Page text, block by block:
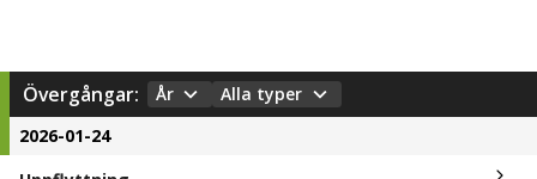
Övergångar: År
Alla typer
2026-01-24